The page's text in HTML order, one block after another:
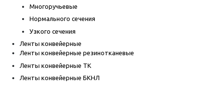
Многоручьевые
Нормального сечения
Узкого сечения
Ленты конвейерные
Ленты конвейерные резинотканевые
Ленты конвейерные ТК
Ленты конвейерные БКНЛ